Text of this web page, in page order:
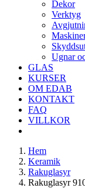
Dekor
Verktyg
Ugnar
GLAS
KURSER
OM EDAB
KONTAKT
FAQ
VILLKOR
Hem
Keramik
Rakuglasyr
Rakuglasyr